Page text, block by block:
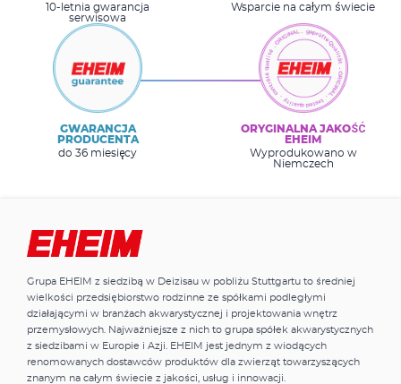
10-letnia gwarancja
serwisowa
Wsparcie na całym świecie
GWARANCJA
PRODUCENTA
do 36 miesięcy
ORYGINALNA JAKOŚĆ
EHEIM
Wyprodukowano w
Niemczech
Grupa EHEIM z siedzibą w Deizisau w pobliżu Stuttgartu to średniej
wielkości przedsiębiorstwo rodzinne ze spółkami podległymi
działającymi w branżach akwarystycznej i projektowania wnętrz
przemysłowych. Najważniejsze z nich to grupa spółek akwarystycznych
z siedzibami w Europie i Azji. EHEIM jest jednym z wiodących
renomowanych dostawców produktów dla zwierząt towarzyszących
znanym na całym świecie z jakości, usług i innowacji.